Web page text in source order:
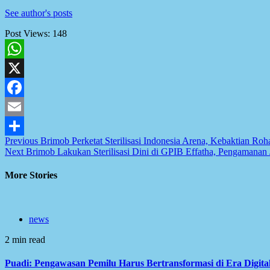
See author's posts
Post Views: 148
WhatsApp
X
Facebook
Email
Share
Post
navigation
Previous Brimob Perketat Sterilisasi Indonesia Arena, Kebaktian
Next Brimob Lakukan Sterilisasi Dini di GPIB Effatha, Pengamanan
More Stories
news
2 min read
Puadi: Pengawasan Pemilu Harus Bertransformasi di Era